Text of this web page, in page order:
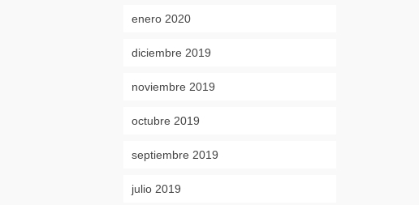
enero 2020
diciembre 2019
noviembre 2019
octubre 2019
septiembre 2019
julio 2019